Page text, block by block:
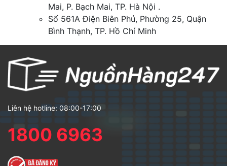
Mai, P. Bạch Mai, TP. Hà Nội .
Số 561A Điện Biên Phủ, Phường 25, Quận
Bình Thạnh, TP. Hồ Chí Minh
Liên hệ hotline: 08:00-17:00
1800 6963